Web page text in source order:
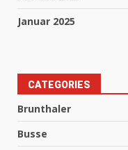
Januar 2025
CATEGORIES
Brunthaler
Busse